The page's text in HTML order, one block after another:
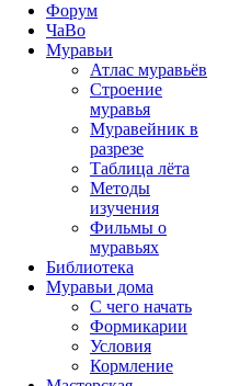
Форум
ЧаВо
Муравьи
Атлас муравьёв
Строение
муравья
Муравейник в
разрезе
Таблица лёта
Методы
изучения
Фильмы о
муравьях
Библиотека
Муравьи дома
С чего начать
Формикарии
Условия
Кормление